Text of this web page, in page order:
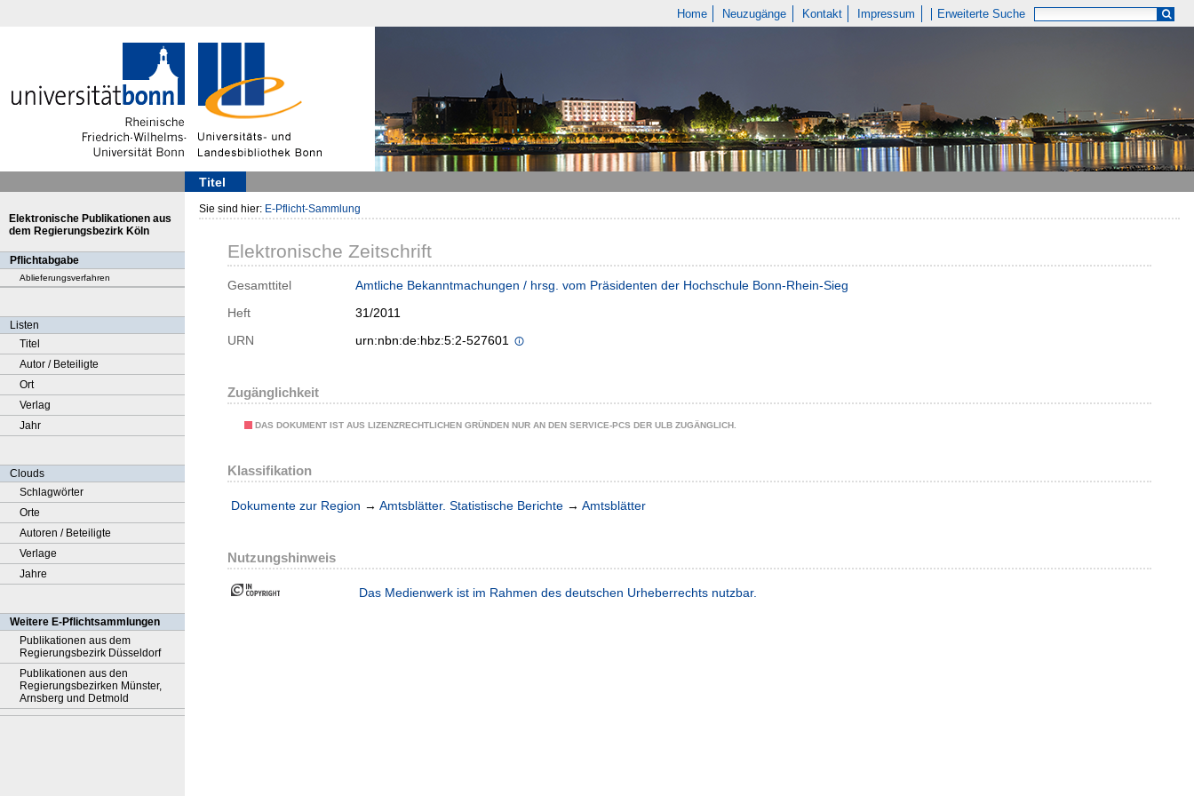
Home Neuzugänge Kontakt Impressum Erweiterte Suche
Titel
Elektronische Publikationen aus
dem Regierungsbezirk Köln
Pflichtabgabe
Ablieferungsverfahren
Listen
Titel
Autor / Beteiligte
Ort
Verlag
Jahr
Clouds
Schlagwörter
Orte
Autoren / Beteiligte
Verlage
Jahre
Weitere E-Pflichtsammlungen
Publikationen aus dem
Regierungsbezirk Düsseldorf
Publikationen aus den
Regierungsbezirken Münster,
Arnsberg und Detmold
Sie sind hier: E-Pflicht-Sammlung
Elektronische Zeitschrift
Gesamttitel
Amtliche Bekanntmachungen / hrsg. vom Präsidenten der Hochschule Bonn-Rhein-Sieg
Heft
31/2011
URN
urn:nbn:de:hbz:5:2-527601
Zugänglichkeit
DAS DOKUMENT IST AUS LIZENZRECHTLICHEN GRÜNDEN NUR AN DEN SERVICE-PCS DER ULB ZUGÄNGLICH.
Klassifikation
Dokumente zur Region → Amtsblätter. Statistische Berichte → Amtsblätter
Nutzungshinweis
Das Medienwerk ist im Rahmen des deutschen Urheberrechts nutzbar.